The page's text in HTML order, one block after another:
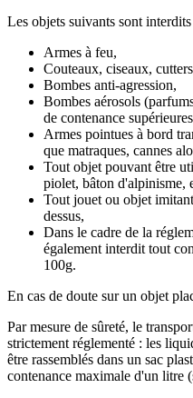
Les objets suivants sont
Armes à feu,
Couteaux, ciseaux,
Bombes anti-agression,
Bombes aérosols
de contenance
Armes pointues à bord
que matraques, cannes
Tout objet pouvant être
piolet, bâton d'alpinisme,
Tout jouet ou objet
dessus,
Dans le cadre de la
également interdit tout
100g.
En cas de doute sur un objet
Par mesure de sûreté, le
strictement réglementé : les
être rassemblés dans un sac
contenance maximale d'un litre